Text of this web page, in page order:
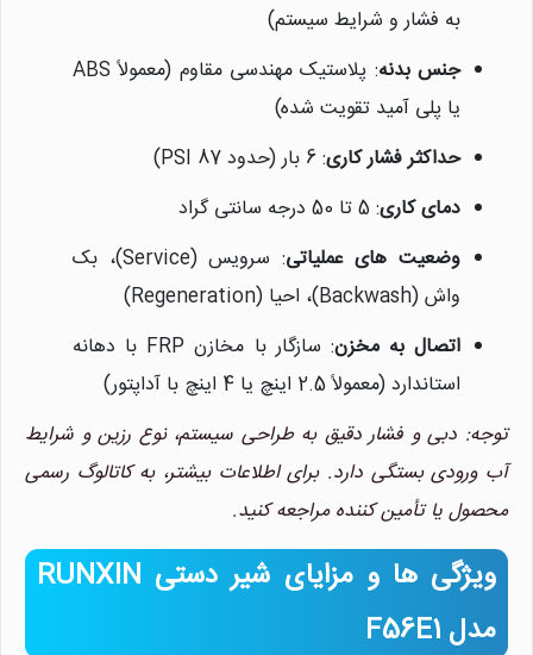
به فشار و شرایط سیستم)
جنس بدنه
: پلاستیک مهندسی مقاوم (معمولاً ABS
یا پلی آمید تقویت شده)
حداکثر فشار کاری: 6 بار (حدود 87 PSI)
دمای کاری: 5 تا 50 درجه سانتی گراد
وضعیت های عملیاتی
: سرویس (Service)، بک
واش (Backwash)، احیا (Regeneration)
اتصال به مخزن
: سازگار با مخازن FRP با دهانه
استاندارد (معمولاً 2.5 اینچ یا 4 اینچ با آداپتور)
توجه: دبی و فشار دقیق به طراحی سیستم، نوع رزین و شرایط
آب ورودی بستگی دارد. برای اطلاعات بیشتر، به کاتالوگ رسمی
محصول یا تأمین کننده مراجعه کنید.
ویژگی ها و مزایای شیر دستی RUNXIN
مدل F56E1
نیلان واتر
معمولا در لحظه پاسخگوی شما